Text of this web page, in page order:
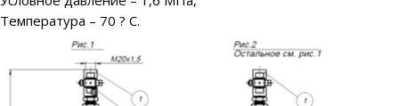
Температура – 70 ? С.